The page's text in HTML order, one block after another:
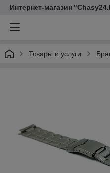
Интернет-магазин
Товары и услуги